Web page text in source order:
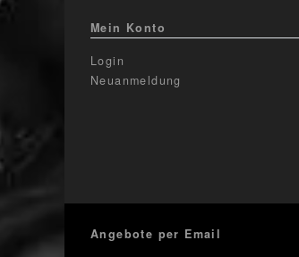
Mein Konto
Login
Neuanmeldung
Angebote per Email